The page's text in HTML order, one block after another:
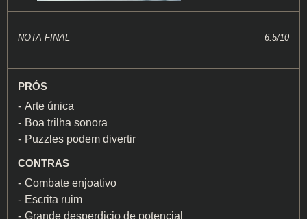
NOTA FINAL 6.5/10
PRÓS
Arte única
Boa trilha sonora
Puzzles podem divertir
CONTRAS
Combate enjoativo
Escrita ruim
Grande desperdicio de potencial